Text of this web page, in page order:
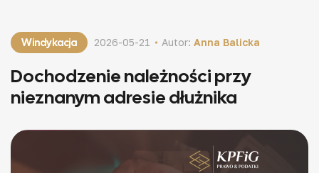
Windykacja Autor: Anna Balicka
2026-05-21
Dochodzenie należności przy
nieznanym adresie dłużnika